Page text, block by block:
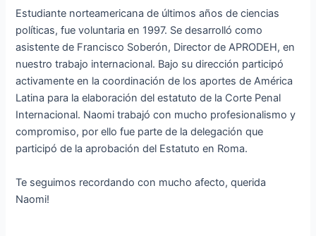
Estudiante norteamericana de últimos años de ciencias
políticas, fue voluntaria en 1997. Se desarrolló como
asistente de Francisco Soberón, Director de APRODEH, en
nuestro trabajo internacional. Bajo su dirección participó
activamente en la coordinación de los aportes de América
Latina para la elaboración del estatuto de la Corte Penal
Internacional. Naomi trabajó con mucho profesionalismo y
compromiso, por ello fue parte de la delegación que
participó de la aprobación del Estatuto en Roma.
Te seguimos recordando con mucho afecto, querida
Naomi!